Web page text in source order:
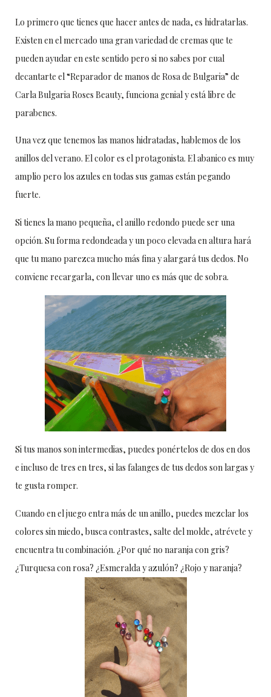
Lo primero que tienes que hacer antes de nada, es hidratarlas.
Existen en el mercado una gran variedad de cremas que te
pueden ayudar en este sentido pero si no sabes por cual
decantarte el “Reparador de manos de Rosa de Bulgaria” de
Carla Bulgaria Roses Beauty, funciona genial y está libre de
parabenes.
Una vez que tenemos las manos hidratadas, hablemos de los
anillos del verano. El color es el protagonista. El abanico es muy
amplio pero los azules en todas sus gamas están pegando
fuerte.
Si tienes la mano pequeña, el anillo redondo puede ser una
opción. Su forma redondeada y un poco elevada en altura hará
que tu mano parezca mucho más fina y alargará tus dedos. No
conviene recargarla, con llevar uno es más que de sobra.
Si tus manos son intermedias, puedes ponértelos de dos en dos
e incluso de tres en tres, si las falanges de tus dedos son largas y
te gusta romper.
Cuando en el juego entra más de un anillo, puedes mezclar los
colores sin miedo, busca contrastes, salte del molde, atrévete y
encuentra tu combinación. ¿Por qué no naranja con gris?
¿Turquesa con rosa? ¿Esmeralda y azulón? ¿Rojo y naranja?